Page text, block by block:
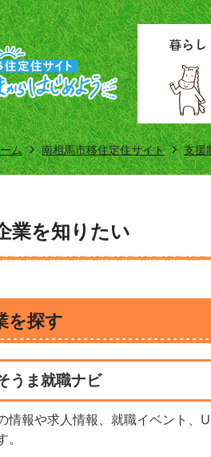
ム 南相馬市移住定住サイト 支援
業を知りたい
を探す
うま就職ナビ
情報や求人情報、就職イベント、